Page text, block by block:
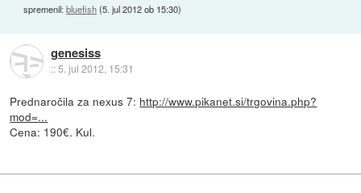
spremenil:bluefish(5. jul 2012 ob 15:30)
genesiss
::5. jul 2012, 15:31
Prednaročila za nexus 7: http://www.pikanet.si/trgovina.php?
mod=...
Cena: 190€. Kul.